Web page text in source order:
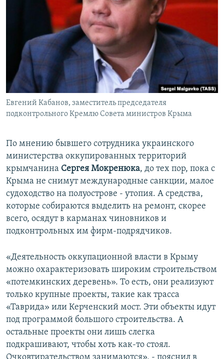
Евгений Кабанов, заместитель председателя
подконтрольного Кремлю Совета министров Крыма
По мнению бывшего сотрудника украинского
министерства оккупированных территорий
крымчанина Сергея Мокренюка, до тех пор, пока с
Крыма не снимут международные санкции, малое
судоходство на полуострове - утопия. А средства,
которые собираются выделить на ремонт, скорее
всего, осядут в карманах чиновников и
подконтрольных им фирм-подрядчиков.
«Деятельность оккупационной власти в Крыму
можно охарактеризовать широким строительством
«потемкинских деревень». То есть, они реализуют
только крупные проекты, такие как трасса
«Таврида» или Керченский мост. Эти объекты идут
под программой большого строительства. А
остальные проекты они лишь слегка
подкрашивают, чтобы хоть как-то стоял.